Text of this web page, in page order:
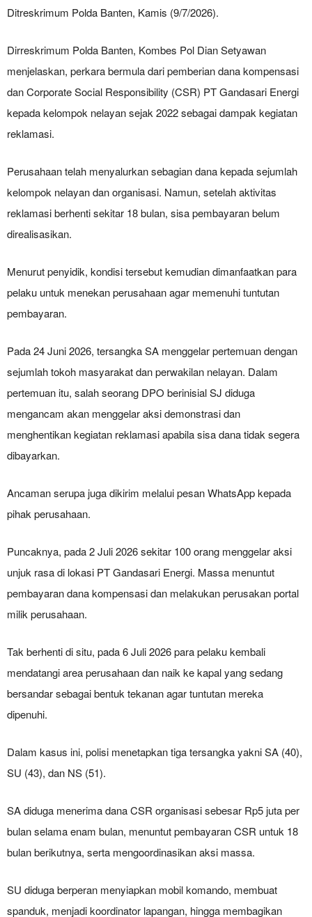
Ditreskrimum Polda Banten, Kamis (9/7/2026).
Dirreskrimum Polda Banten, Kombes Pol Dian Setyawan
menjelaskan, perkara bermula dari pemberian dana kompensasi
dan Corporate Social Responsibility (CSR) PT Gandasari Energi
kepada kelompok nelayan sejak 2022 sebagai dampak kegiatan
reklamasi.
Perusahaan telah menyalurkan sebagian dana kepada sejumlah
kelompok nelayan dan organisasi. Namun, setelah aktivitas
reklamasi berhenti sekitar 18 bulan, sisa pembayaran belum
direalisasikan.
Menurut penyidik, kondisi tersebut kemudian dimanfaatkan para
pelaku untuk menekan perusahaan agar memenuhi tuntutan
pembayaran.
Pada 24 Juni 2026, tersangka SA menggelar pertemuan dengan
sejumlah tokoh masyarakat dan perwakilan nelayan. Dalam
pertemuan itu, salah seorang DPO berinisial SJ diduga
mengancam akan menggelar aksi demonstrasi dan
menghentikan kegiatan reklamasi apabila sisa dana tidak segera
dibayarkan.
Ancaman serupa juga dikirim melalui pesan WhatsApp kepada
pihak perusahaan.
Puncaknya, pada 2 Juli 2026 sekitar 100 orang menggelar aksi
unjuk rasa di lokasi PT Gandasari Energi. Massa menuntut
pembayaran dana kompensasi dan melakukan perusakan portal
milik perusahaan.
Tak berhenti di situ, pada 6 Juli 2026 para pelaku kembali
mendatangi area perusahaan dan naik ke kapal yang sedang
bersandar sebagai bentuk tekanan agar tuntutan mereka
dipenuhi.
Dalam kasus ini, polisi menetapkan tiga tersangka yakni SA (40),
SU (43), dan NS (51).
SA diduga menerima dana CSR organisasi sebesar Rp5 juta per
bulan selama enam bulan, menuntut pembayaran CSR untuk 18
bulan berikutnya, serta mengoordinasikan aksi massa.
SU diduga berperan menyiapkan mobil komando, membuat
spanduk, menjadi koordinator lapangan, hingga membagikan